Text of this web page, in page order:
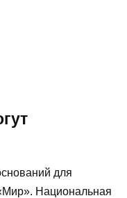
для
Национальная